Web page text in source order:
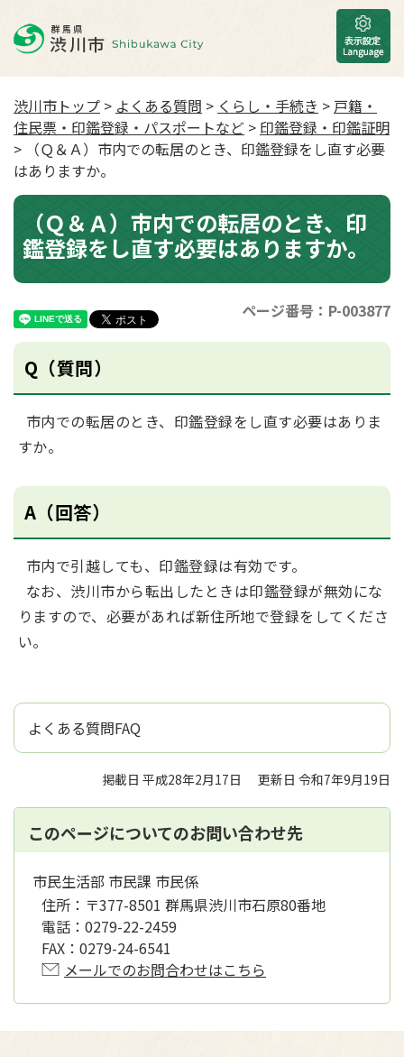
渋川市トップ > よくある質問 > くらし・手続き > 戸籍・
住民票・印鑑登録・パスポートなど > 印鑑登録・印鑑証明
> （Ｑ＆Ａ）市内での転居のとき、印鑑登録をし直す必要
はありますか。
（Ｑ＆Ａ）市内での転居のとき、印
鑑登録をし直す必要はありますか。
ページ番号：P-003877
Q（質問）
市内での転居のとき、印鑑登録をし直す必要はありま
すか。
A（回答）
市内で引越しても、印鑑登録は有効です。
なお、渋川市から転出したときは印鑑登録が無効にな
りますので、必要があれば新住所地で登録をしてくださ
い。
よくある質問FAQ
掲載日 平成28年2月17日 更新日 令和7年9月19日
このページについてのお問い合わせ先
市民生活部 市民課 市民係
住所： 〒377-8501 群馬県渋川市石原80番地
電話： 0279-22-2459
FAX： 0279-24-6541
メールでのお問合わせはこちら